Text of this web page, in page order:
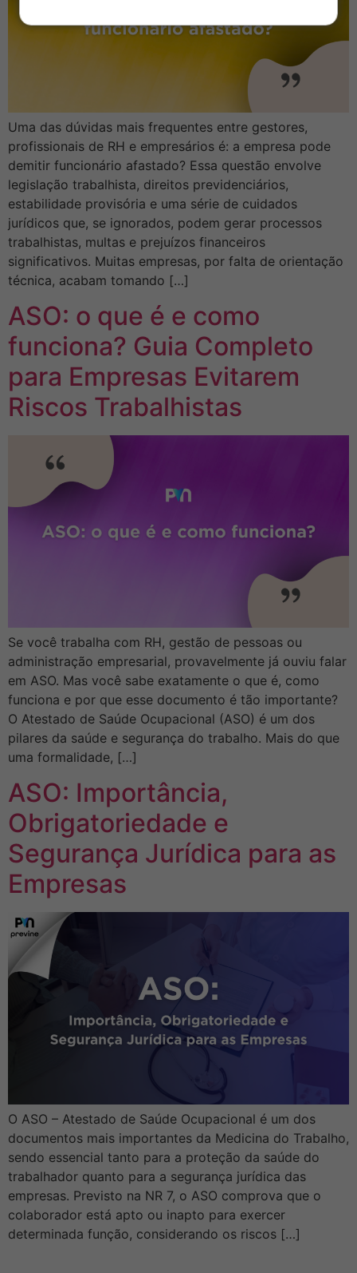
Uma das dúvidas mais frequentes entre gestores,
profissionais de RH e empresários é: a empresa pode
demitir funcionário afastado? Essa questão envolve
legislação trabalhista, direitos previdenciários,
estabilidade provisória e uma série de cuidados
jurídicos que, se ignorados, podem gerar processos
trabalhistas, multas e prejuízos financeiros
significativos. Muitas empresas, por falta de orientação
técnica, acabam tomando […]
ASO: o que é e como
funciona? Guia Completo
para Empresas Evitarem
Riscos Trabalhistas
Se você trabalha com RH, gestão de pessoas ou
administração empresarial, provavelmente já ouviu falar
em ASO. Mas você sabe exatamente o que é, como
funciona e por que esse documento é tão importante?
O Atestado de Saúde Ocupacional (ASO) é um dos
pilares da saúde e segurança do trabalho. Mais do que
uma formalidade, […]
ASO: Importância,
Obrigatoriedade e
Segurança Jurídica para as
Empresas
O ASO – Atestado de Saúde Ocupacional é um dos
documentos mais importantes da Medicina do Trabalho,
sendo essencial tanto para a proteção da saúde do
trabalhador quanto para a segurança jurídica das
empresas. Previsto na NR 7, o ASO comprova que o
colaborador está apto ou inapto para exercer
determinada função, considerando os riscos […]